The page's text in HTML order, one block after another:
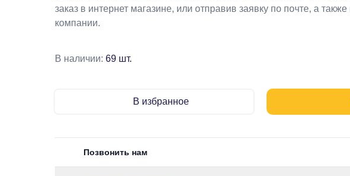
заказ в интернет магазине, или отправив заявку по почте, а
компании.
В наличии: 69 шт.
В избранное
Позвонить нам